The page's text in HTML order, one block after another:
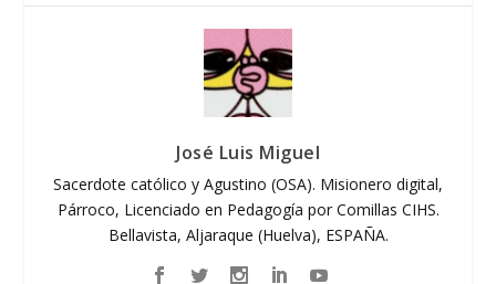
José Luis Miguel
Sacerdote católico y Agustino (OSA). Misionero digital,
Párroco, Licenciado en Pedagogía por Comillas CIHS.
Bellavista, Aljaraque (Huelva), ESPAÑA.